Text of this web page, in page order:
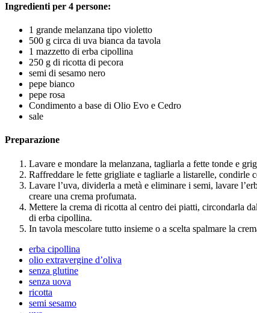
Ingredienti per 4 persone:
1 grande melanzana tipo violetto
500 g circa di uva bianca da tavola
1 mazzetto di erba cipollina
250 g di ricotta di pecora
semi di sesamo nero
pepe bianco
pepe rosa
Condimento a base di Olio Evo e Cedro
sale
Preparazione
Lavare e mondare la melanzana, tagliarla a fette tonde e
Raffreddare le fette grigliate e tagliarle a listarelle, condirle
Lavare l’uva, dividerla a metà e eliminare i semi, lavare
creare una crema profumata.
Mettere la crema di ricotta al centro dei piatti, circondarla
di erba cipollina.
In tavola mescolare tutto insieme o a scelta spalmare la
erba cipollina
olio extravergine d’oliva
senza glutine
senza uova
ricotta
semi sesamo